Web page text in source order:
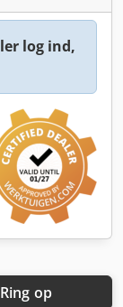
log ind,
Ring op